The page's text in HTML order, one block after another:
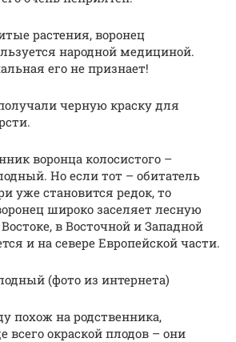
растения, воронец
народной медициной.
его не признает!
черную краску для
воронца колосистого –
Но если тот – обитатель
уже становится редок, то
широко заселяет лесную
в Восточной и Западной
и на севере Европейской части.
(фото из интернета)
похож на родственника,
всего окраской плодов – они